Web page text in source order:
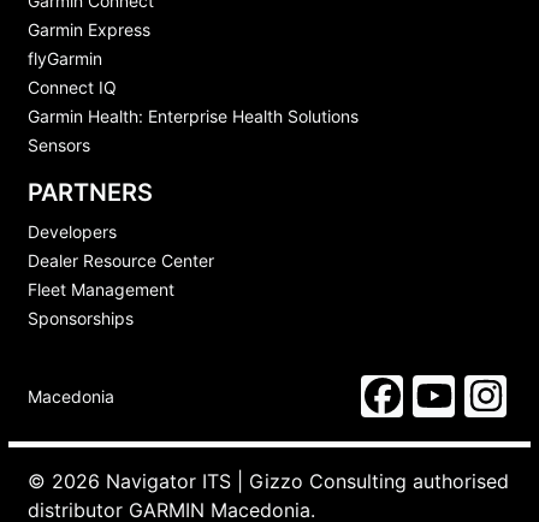
Garmin Express
flyGarmin
Connect IQ
Garmin Health: Enterprise Health Solutions
Sensors
PARTNERS
Developers
Dealer Resource Center
Fleet Management
Sponsorships
Macedonia
© 2026 Navigator ITS | Gizzo Consulting authorised
distributor GARMIN Macedonia.